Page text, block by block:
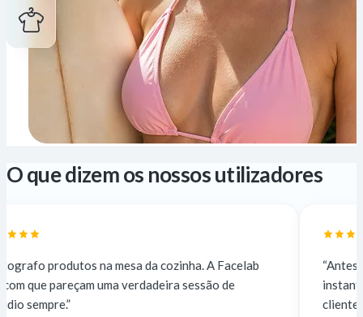
O que dizem os nossos utilizadores
mesa da cozinha. A Facelab
uma verdadeira sessão de
“Antes subcontratava a
instantâneo e gratuito.
clientes não notam a